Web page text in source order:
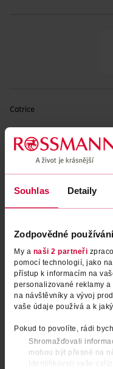
Souhlas Detaily
Zodpovědné
My a naši 2 partneři
pomocí technologií, jako
přístup k informacím na
personalizované reklamy
na návštěvníky a vývoj
vaše údaje používá a k
Pokud to povolíte, rádi
Shromažďovali
mohou být přesné na
Identifikovali vaše
Catrice
Běžná cena: 64.90 Kč/ks
Uvedené ceny jsou včetně DPH
Podobné produkty
Tužka na rty Plumping 050